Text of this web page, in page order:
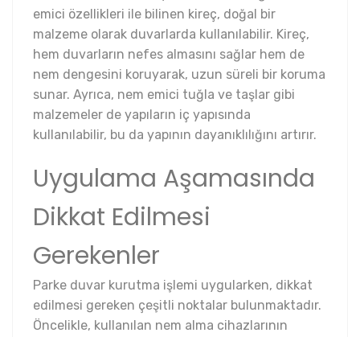
emici özellikleri ile bilinen kireç, doğal bir
malzeme olarak duvarlarda kullanılabilir. Kireç,
hem duvarların nefes almasını sağlar hem de
nem dengesini koruyarak, uzun süreli bir koruma
sunar. Ayrıca, nem emici tuğla ve taşlar gibi
malzemeler de yapıların iç yapısında
kullanılabilir, bu da yapının dayanıklılığını artırır.
Uygulama Aşamasında
Dikkat Edilmesi
Gerekenler
Parke duvar kurutma işlemi uygularken, dikkat
edilmesi gereken çeşitli noktalar bulunmaktadır.
Öncelikle, kullanılan nem alma cihazlarının